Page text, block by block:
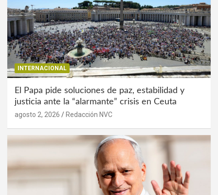
INTERNACIONAL
El Papa pide soluciones de paz, estabilidad y
justicia ante la “alarmante” crisis en Ceuta
agosto 2, 2026 Redacción NVC